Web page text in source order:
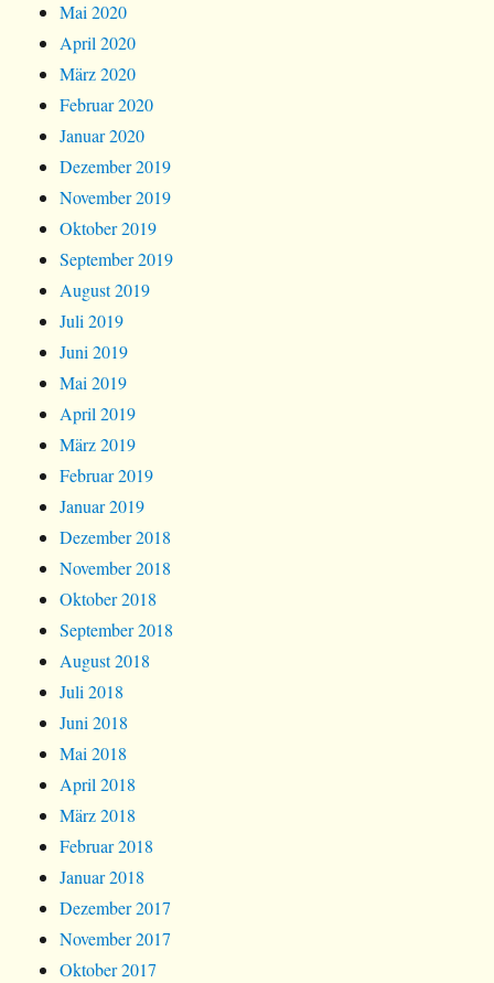
Mai 2020
April 2020
März 2020
Februar 2020
Januar 2020
Dezember 2019
November 2019
Oktober 2019
September 2019
August 2019
Juli 2019
Juni 2019
Mai 2019
April 2019
März 2019
Februar 2019
Januar 2019
Dezember 2018
November 2018
Oktober 2018
September 2018
August 2018
Juli 2018
Juni 2018
Mai 2018
April 2018
März 2018
Februar 2018
Januar 2018
Dezember 2017
November 2017
Oktober 2017